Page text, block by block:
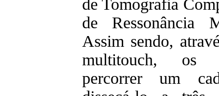
de Tomografia
de Ressonância
Assim sendo,
multitouch, os
percorrer um